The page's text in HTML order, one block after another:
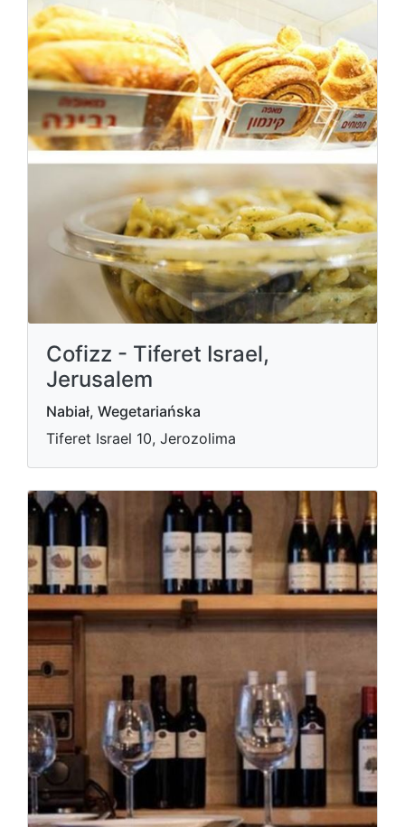
Cofizz - Tiferet Israel,
Jerusalem
Nabiał, Wegetariańska
Tiferet Israel 10, Jerozolima